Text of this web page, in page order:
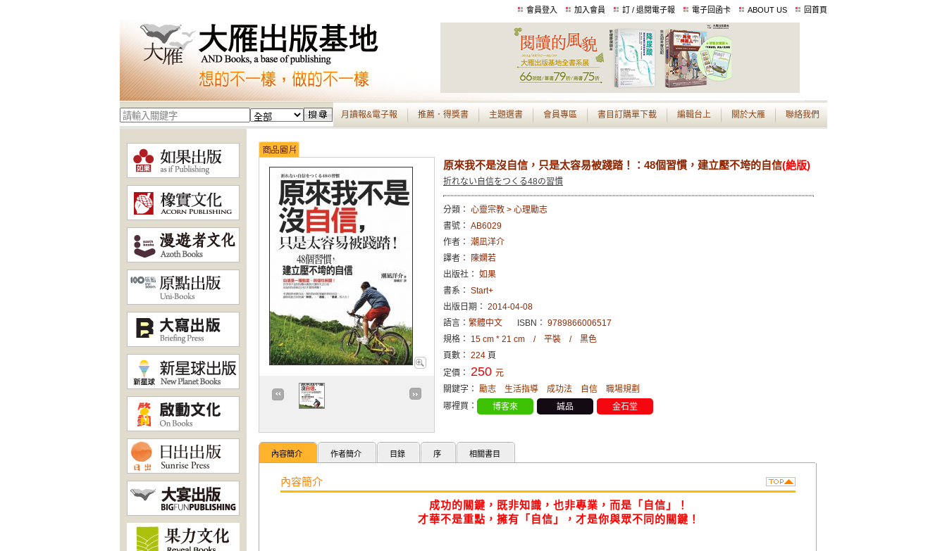
會員登入 加入會員 訂 / 退閱電子報 電子回函卡 ABOUT US 回首頁
月讀報&電子報 推薦．得獎書 主題選書 會員專區 書目訂購單下載 編輯台上 關於大雁 聯絡我們
原來我不是沒自信，只是太容易被踐踏！：48個習慣，建立壓不垮的自信(絶版)
折れない自信をつくる48の習慣
分類： 心靈宗教 > 心理勵志
書號： AB6029
作者： 潮凪洋介
譯者：
陳嫻若
出版社： 如果
書系： Start+
出版日期： 2014-04-08
語言： 繁體中文 ISBN： 9789866006517
規格： 15 cm * 21 cm / 平裝 / 黑色
頁數： 224 頁
定價： 250 元
關鍵字： 勵志 生活指導 成功法 自信
職場規劃
哪裡買：
博客來 誠品 金石堂
內容簡介 作者簡介 目錄 序 相關書目
內容簡介
成功的關鍵，既非知識，也非專業，而是「自信」！
才華不是重點，擁有「自信」，才是你與眾不同的關鍵！